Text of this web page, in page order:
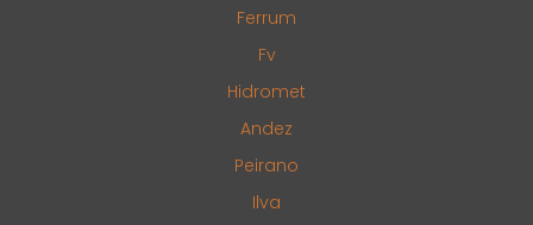
Ferrum
Fv
Hidromet
Andez
Peirano
Ilva